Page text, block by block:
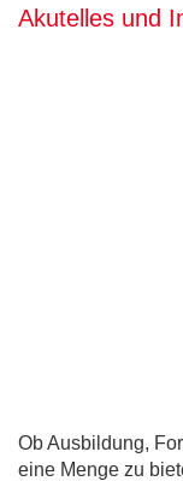
Akutelles und
Ob Ausbildung,
eine Menge zu